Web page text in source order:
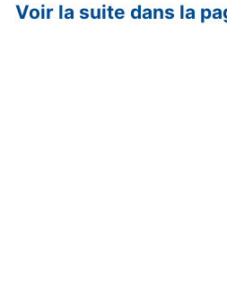
Voir la suite dans la